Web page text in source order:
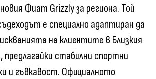
Фиат Grizzly за региона. Той
е специално адаптиран да
на клиентите в Близкия
предлагайки стабилни спортни
и гъвкавост. Официалното